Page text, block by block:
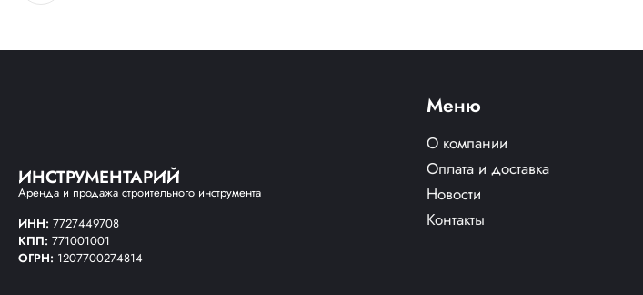
ИНСТРУМЕНТАРИЙ
Аренда и продажа строительного инструмента
ИНН: 7727449708
КПП: 771001001
ОГРН: 1207700274814
Меню
О компании
Оплата и доставка
Новости
Контакты